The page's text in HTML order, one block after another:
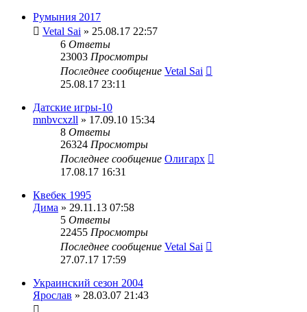
Румыния 2017
Vetal Sai » 25.08.17 22:57
6 Ответы
23003 Просмотры
Последнее сообщение Vetal Sai
25.08.17 23:11
Датские игры-10
mnbvcxzll » 17.09.10 15:34
8 Ответы
26324 Просмотры
Последнее сообщение Олигарх
17.08.17 16:31
Квебек 1995
Дима » 29.11.13 07:58
5 Ответы
22455 Просмотры
Последнее сообщение Vetal Sai
27.07.17 17:59
Украинский сезон 2004
Ярослав » 28.03.07 21:43